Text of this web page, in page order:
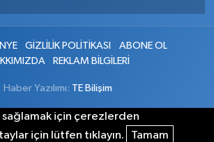
GİZLİLİK POLİTİKASI
ABONE OL
REKLAM BİLGİLERİ
Haber Yazılımı: TE Bilişim
sağlamak için çerezlerden
için lütfen tıklayın.
Tamam